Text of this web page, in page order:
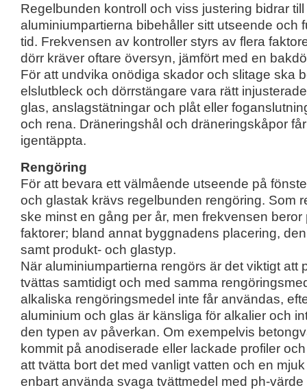
Regelbunden kontroll och viss justering bidrar till
aluminiumpartierna bibehåller sitt utseende och
tid. Frekvensen av kontroller styrs av flera
dörr kräver oftare översyn, jämfört med en
För att undvika onödiga skador och slitage ska
elslutbleck och dörrstängare vara rätt
glas, anslagstätningar och plåt eller
och rena. Dräneringshål och dräneringskåpor
igentäppta.
Rengöring
För att bevara ett välmående utseende på
och glastak krävs regelbunden rengöring. Som
ske minst en gång per år, men frekvensen
faktorer; bland annat byggnadens placering,
samt produkt- och glastyp.
När aluminiumpartierna rengörs är det viktigt att
tvättas samtidigt och med samma
alkaliska rengöringsmedel inte får användas,
aluminium och glas är känsliga för alkalier och
den typen av påverkan. Om exempelvis
kommit på anodiserade eller lackade profiler
att tvätta bort det med vanligt vatten och en
enbart använda svaga tvättmedel med ph-